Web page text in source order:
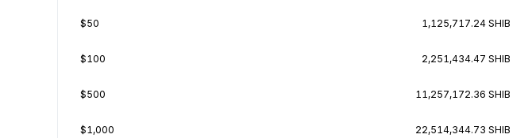
$50 1,125,717.24 SHIB
$100 2,251,434.47 SHIB
$500 11,257,172.36 SHIB
$1,000 22,514,344.73 SHIB